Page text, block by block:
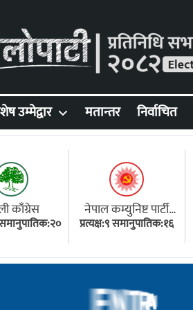
उम्मेद्वार मतान्तर निर्वाचित
काँग्रेस
समानुपातिक:२०
नेपाल कम्युनिष्ट पार्टी
(एमाले)
प्रत्यक्ष:९ समानुपातिक:१६